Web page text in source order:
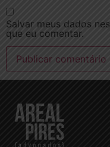
Salvar meus dados
que eu comentar.